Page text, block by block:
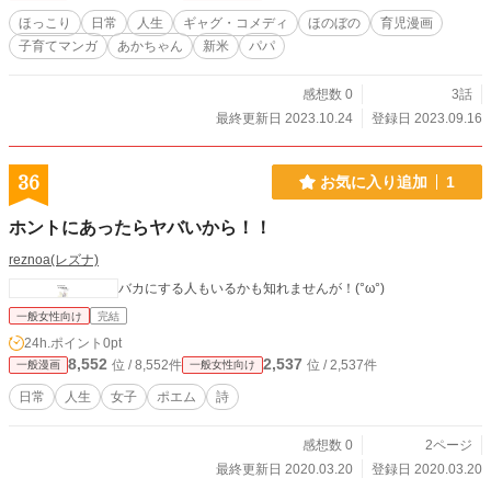
ほっこり 日常 人生 ギャグ・コメディ ほのぼの
育児漫画
子育てマンガ
あかちゃん 新米 パパ
感想数 0
3話
最終更新日 2023.10.24
登録日 2023.09.16
36 お気に入り追加 1
ホントにあったらヤバいから！！
reznoa(レズナ)
バカにする人もいるかも知れませんが！(°ω°)
一般女性向け 完結
24h.ポイント 0pt
一般漫画 8,552 位 / 8,552件 一般女性向け 2,537 位 / 2,537件
日常 人生 女子 ポエム 詩
感想数 0
2ページ
最終更新日 2020.03.20
登録日 2020.03.20